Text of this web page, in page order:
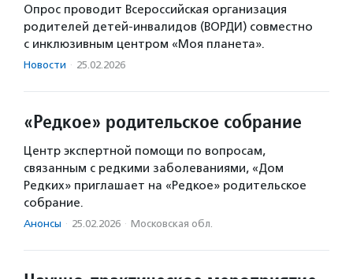
Опрос проводит Всероссийская организация
родителей детей-инвалидов (ВОРДИ) совместно
с инклюзивным центром «Моя планета».
Новости · 25.02.2026
«Редкое» родительское собрание
Центр экспертной помощи по вопросам,
связанным с редкими заболеваниями, «Дом
Редких» приглашает на «Редкое» родительское
собрание.
Анонсы · 25.02.2026 · Московская обл.